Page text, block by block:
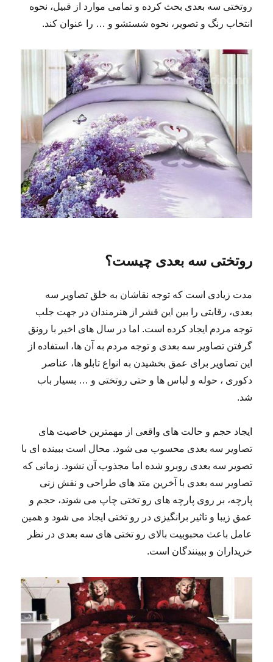
روتختی سه بعدی بحث کرده و تمامی موارد از قبیل، نحوه
انتخاب رنگ و تصویر، نحوه شستشو و … را عنوان کند.
روتختی سه بعدی چیست؟
مدت زیادی است که توجه نقاشان به خلق تصاویر سه
بعدی، رقابتی را بین این قشر از هنرمندان در جهت جلب
توجه مردم ایجاد کرده است. اما در سال های اخیر با رونق
گرفتن تصاویر سه بعدی و توجه مردم به آن ها، استفاده از
این تصاویر برای عمق بخشیدن به انواع تابلو ها، عناصر
دکوری ، حوله و لباس ها و حتی روتختی و … بسیار باب
شد.
ایجاد حجم و حالت های واقعی از مهمترین خاصیت های
تصاویر سه بعدی محسوب می شود. محال است ببینده ای با
تصویر سه بعدی روبرو شده اما مجذوب آن نشود. زمانی که
تصاویر سه بعدی با آخرین متد های طراحی و نقش زنی
پارچه، بر روی پارچه های رو تختی چاپ می شوند، حجم و
عمق زیبا و تاثیر برانگیزی در رو تختی ایجاد می شود و همین
عامل باعث محبوبیت بالای رو تختی های سه بعدی در نظر
خریداران و ببینندگان است.